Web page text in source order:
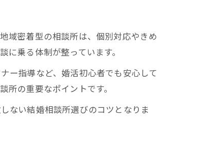
域密着型の相談所は、個別対応やきめ
乗る体制が整っています。
ー指導など、婚活初心者でも安心して
の重要なポイントです。
ない結婚相談所選びのコツとなりま